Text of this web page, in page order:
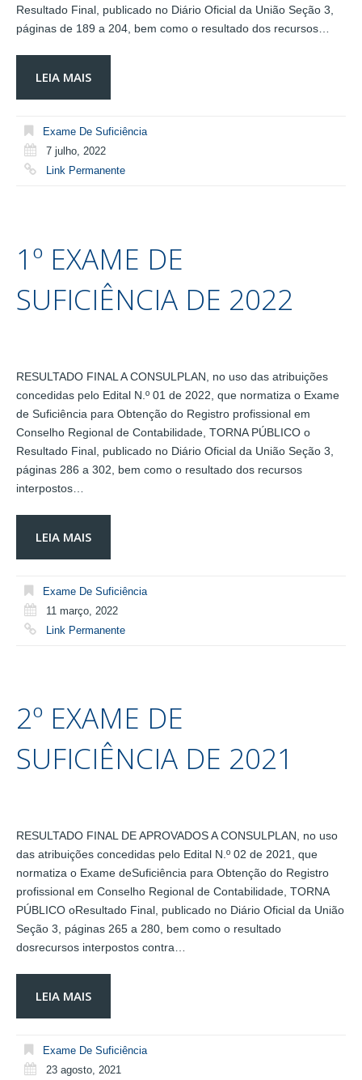
Resultado Final, publicado no Diário Oficial da União Seção 3,
páginas de 189 a 204, bem como o resultado dos recursos…
LEIA MAIS
Exame De Suficiência
7 julho, 2022
Link Permanente
1º EXAME DE
SUFICIÊNCIA DE 2022
RESULTADO FINAL A CONSULPLAN, no uso das atribuições
concedidas pelo Edital N.º 01 de 2022, que normatiza o Exame
de Suficiência para Obtenção do Registro profissional em
Conselho Regional de Contabilidade, TORNA PÚBLICO o
Resultado Final, publicado no Diário Oficial da União Seção 3,
páginas 286 a 302, bem como o resultado dos recursos
interpostos…
LEIA MAIS
Exame De Suficiência
11 março, 2022
Link Permanente
2º EXAME DE
SUFICIÊNCIA DE 2021
RESULTADO FINAL DE APROVADOS A CONSULPLAN, no uso
das atribuições concedidas pelo Edital N.º 02 de 2021, que
normatiza o Exame deSuficiência para Obtenção do Registro
profissional em Conselho Regional de Contabilidade, TORNA
PÚBLICO oResultado Final, publicado no Diário Oficial da União
Seção 3, páginas 265 a 280, bem como o resultado
dosrecursos interpostos contra…
LEIA MAIS
Exame De Suficiência
23 agosto, 2021